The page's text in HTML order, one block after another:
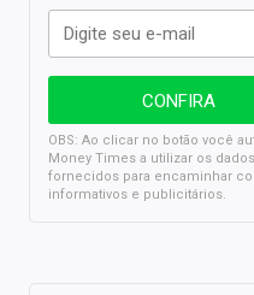
OBS: Ao clicar no botão você
Money Times a utilizar os dados
fornecidos para encaminhar
informativos e publicitários.